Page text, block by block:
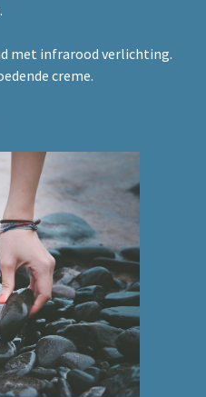
met infrarood verlichting.
creme.